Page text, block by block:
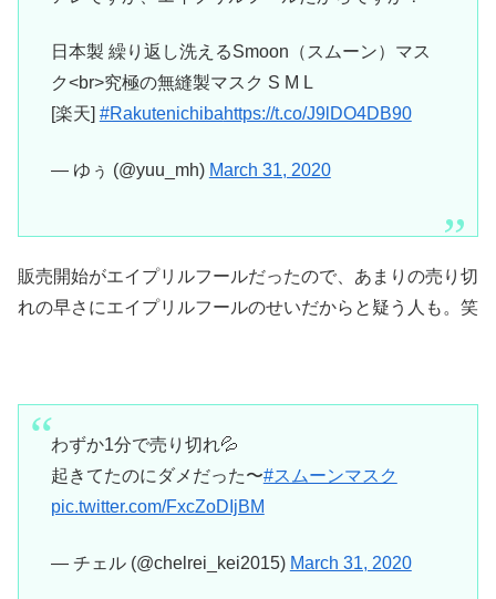
日本製 繰り返し洗えるSmoon（スムーン）マス
ク<br>究極の無縫製マスク S M L
[楽天] #Rakutenichibahttps://t.co/J9lDO4DB90
— ゆぅ (@yuu_mh) March 31, 2020
販売開始がエイプリルフールだったので、あまりの売り切
れの早さにエイプリルフールのせいだからと疑う人も。笑
わずか1分で売り切れ💦
起きてたのにダメだった〜#スムーンマスク
pic.twitter.com/FxcZoDIjBM
— チェル (@chelrei_kei2015) March 31, 2020